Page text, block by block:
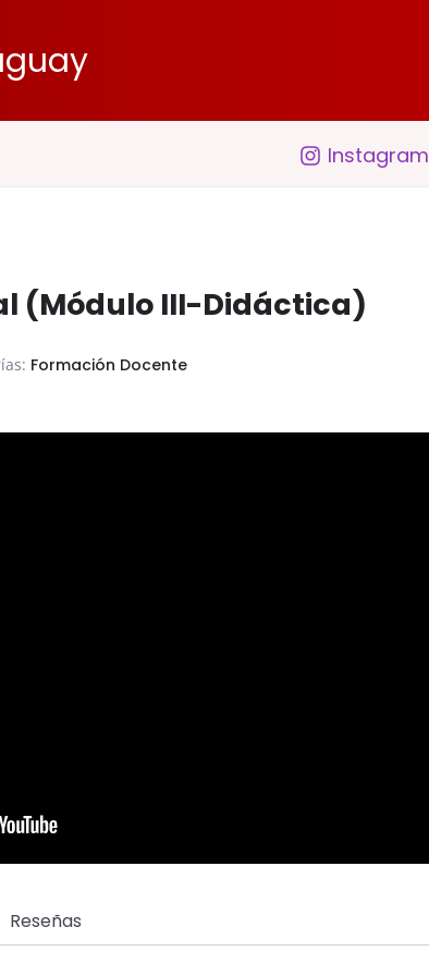
Instagram
(Módulo III-Didáctica)
Formación Docente
Reseñas